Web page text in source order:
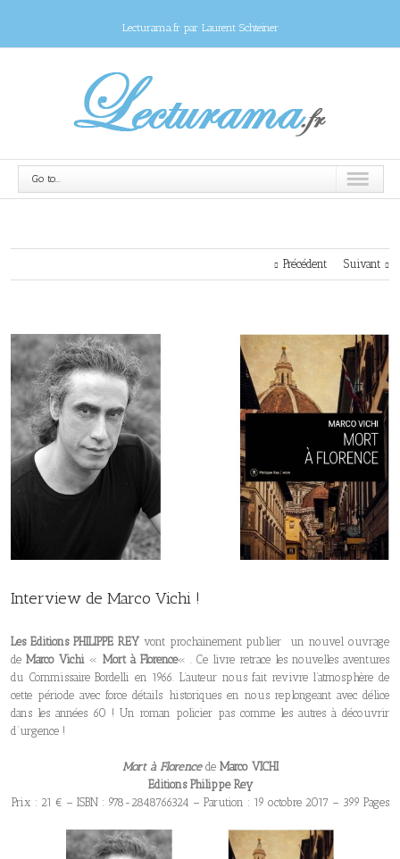
Lecturama.fr par Laurent Schteiner
Go to...
Précédent Suivant
Interview de Marco Vichi !
Les Editions PHILIPPE REY vont prochainement publier un nouvel ouvrage
deMarco Vichi « Mort à Florence« . Ce livre retrace les nouvelles aventures
du Commissaire Bordelli en 1966. L’auteur nous fait revivre l’atmosphère de
cette période avec force détails historiques en nous replongeant avec délice
dans les années 60 ! Un roman policier pas comme les autres à découvrir
d’urgence !
Mort à Florencede Marco VICHI
Editions Philippe Rey
Prix : 21 € – ISBN : 978-2848766324 – Parution : 19 octobre 2017 – 399 Pages